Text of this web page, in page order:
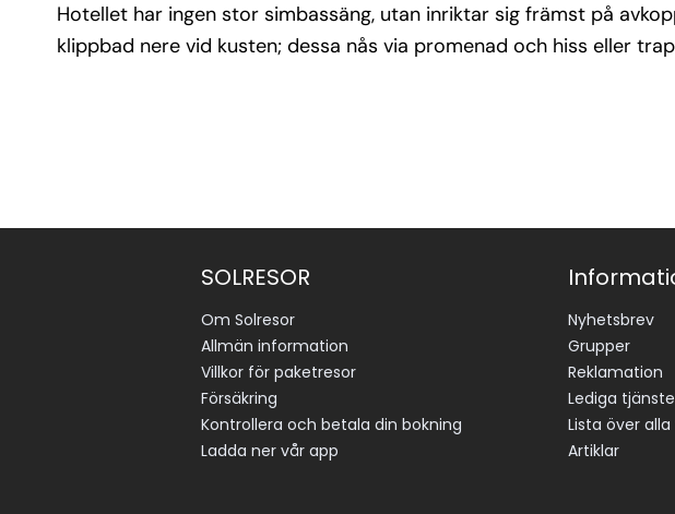
Hotellet har ingen stor simbassäng, utan inriktar sig främst på
klippbad nere vid kusten; dessa nås via promenad och hiss eller
SOLRESOR
Om Solresor
Allmän information
Villkor för paketresor
Försäkring
Kontrollera och betala din bokning
Ladda ner vår app
Nyhetsbrev
Grupper
Reklamation
Lediga
Lista över
Artiklar